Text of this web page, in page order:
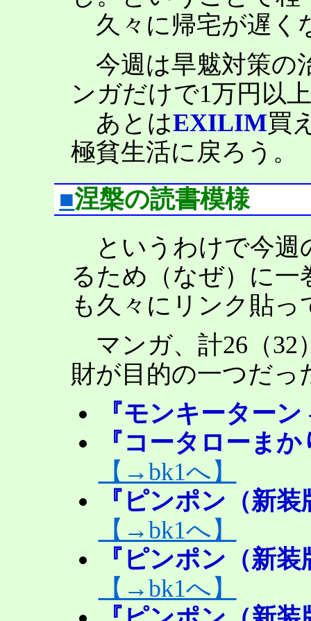
久々に帰宅が遅く
今週は旱魃対策の
ンガだけで1万円以
あとはEXILIM買
極貧生活に戻ろう。
■涅槃の読書模様
というわけで今週
るため（なぜ）に一
も久々にリンク貼
マンガ、計26（32
財が目的の一つだっ
『モンキーター
『コータローま
【→bk1へ】
『ピンポン（新
【→bk1へ】
『ピンポン（新
【→bk1へ】